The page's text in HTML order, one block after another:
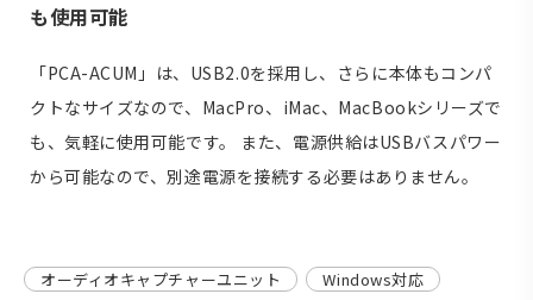
も使用可能
「PCA-ACUM」は、USB2.0を採用し、さらに本体もコンパ
クトなサイズなので、MacPro、iMac、MacBookシリーズで
も、気軽に使用可能です。 また、電源供給はUSBバスパワー
から可能なので、別途電源を接続する必要はありません。
オーディオキャプチャーユニット Windows対応